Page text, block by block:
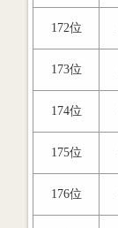
172位
173位
174位
175位
176位